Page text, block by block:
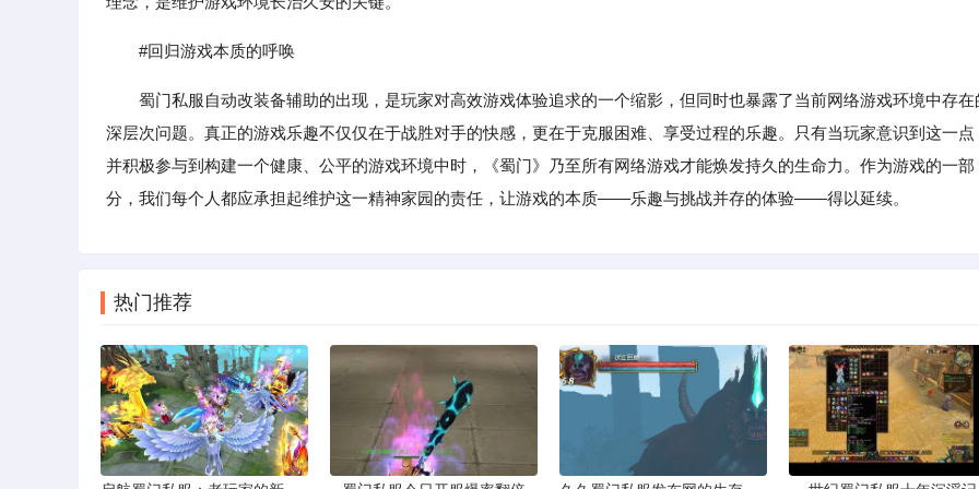
#回归游戏本质的呼唤
蜀门私服自动改装备辅助的出现，是玩家对高效游戏体验追求的一个缩影，但同时也暴露了当前网络游戏环境中存在
深层次问题。真正的游戏乐趣不仅仅在于战胜对手的快感，更在于克服困难、享受过程的乐趣。只有当玩家意识到这一点
并积极参与到构建一个健康、公平的游戏环境中时，《蜀门》乃至所有网络游戏才能焕发持久的生命力。作为游戏的一部
分，我们每个人都应承担起维护这一精神家园的责任，让游戏的本质——乐趣与挑战并存的体验——得以延续。
热门推荐